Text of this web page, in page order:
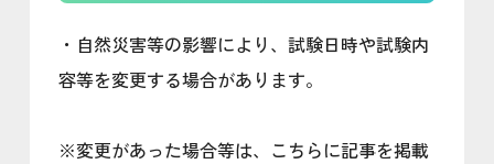
・自然災害等の影響により、試験日時や試験内
容等を変更する場合があります。
※変更があった場合等は、こちらに記事を掲載